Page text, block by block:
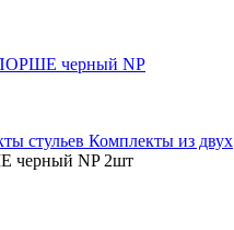
стульев Комплекты из двух
черный NP 2шт